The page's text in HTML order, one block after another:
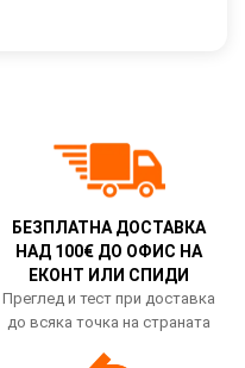
БЕЗПЛАТНА ДОСТАВКА
НАД 100€ ДО ОФИС НА
ЕКОНТ ИЛИ СПИДИ
Преглед и тест при доставка
до всяка точка на страната